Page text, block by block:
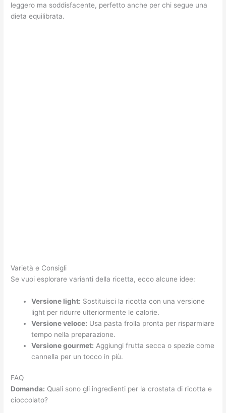
leggero ma soddisfacente, perfetto anche per chi segue una
dieta equilibrata.
Varietà e Consigli
Se vuoi esplorare varianti della ricetta, ecco alcune idee:
Versione light: Sostituisci la ricotta con una versione
light per ridurre ulteriormente le calorie.
Versione veloce: Usa pasta frolla pronta per risparmiare
tempo nella preparazione.
Versione gourmet: Aggiungi frutta secca o spezie come
cannella per un tocco in più.
FAQ
Domanda: Quali sono gli ingredienti per la crostata di ricotta e
cioccolato?